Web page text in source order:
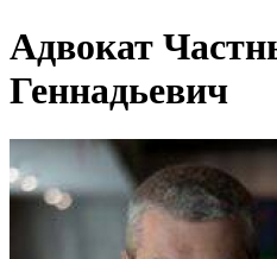
Адвокат
Геннадьевич